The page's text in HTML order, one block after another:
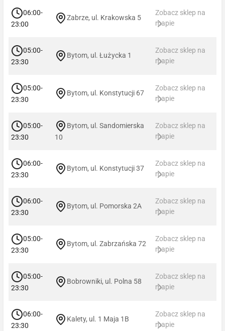
06:00-
23:00
Zabrze, ul. Krakowska 5
Zobacz sklep na
mapie
05:00-
23:30
Bytom, ul. Łużycka 1
Zobacz sklep na
mapie
05:00-
23:30
Bytom, ul. Konstytucji 67
Zobacz sklep na
mapie
05:00-
23:30
Bytom, ul. Sandomierska
10
Zobacz sklep na
mapie
06:00-
23:30
Bytom, ul. Konstytucji 37
Zobacz sklep na
mapie
06:00-
23:30
Bytom, ul. Pomorska 2A
Zobacz sklep na
mapie
05:00-
23:30
Bytom, ul. Zabrzańska 72
Zobacz sklep na
mapie
05:00-
23:30
Bobrowniki, ul. Polna 58
Zobacz sklep na
mapie
06:00-
23:30
Kalety, ul. 1 Maja 1B
Zobacz sklep na
mapie